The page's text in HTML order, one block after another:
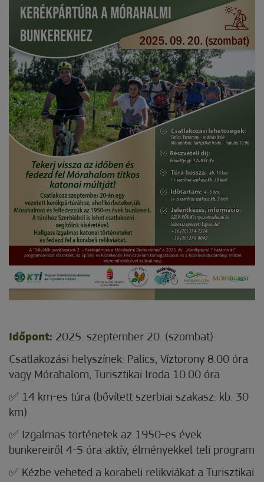
Időpont: 2025. szeptember 20. (szombat)
Csatlakozási helyszínek: Palics, Víztorony 8.00 óra
vagy Mórahalom, Turisztikai Iroda 10.00 óra
✅ 14 km-es túra (bővített szerbiai szakasz: kb. 30
km)
✅ Izgalmas történetek az 1950-es évek
bunkereiről 4-5 óra aktív, élményekkel teli program
✅ Kézbe veheted a korabeli relikviákat a Turisztikai